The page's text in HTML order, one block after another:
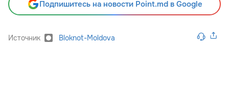
Подпишитесь на новости Point.md в Google
Источник Bloknot-Moldova